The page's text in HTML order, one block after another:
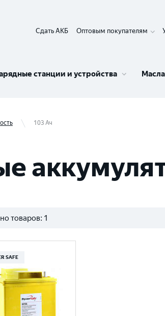
Сдать АКБ Оптовым покупателям
станции и устройства Масла
103 Ач
товаров: 1
SAFE